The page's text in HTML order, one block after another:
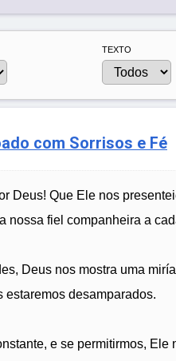
TEXTO
com Sorrisos e Fé
Deus! Que Ele nos
nossa fiel companheira a
Deus nos mostra uma
estaremos desamparados.
e se permitirmos,